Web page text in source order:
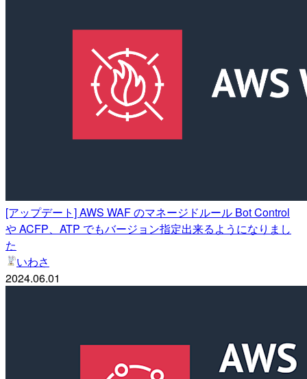
[アップデート] AWS WAF のマネージドルール Bot Control
や ACFP、ATP でもバージョン指定出来るようになりまし
た
いわさ
2024.06.01